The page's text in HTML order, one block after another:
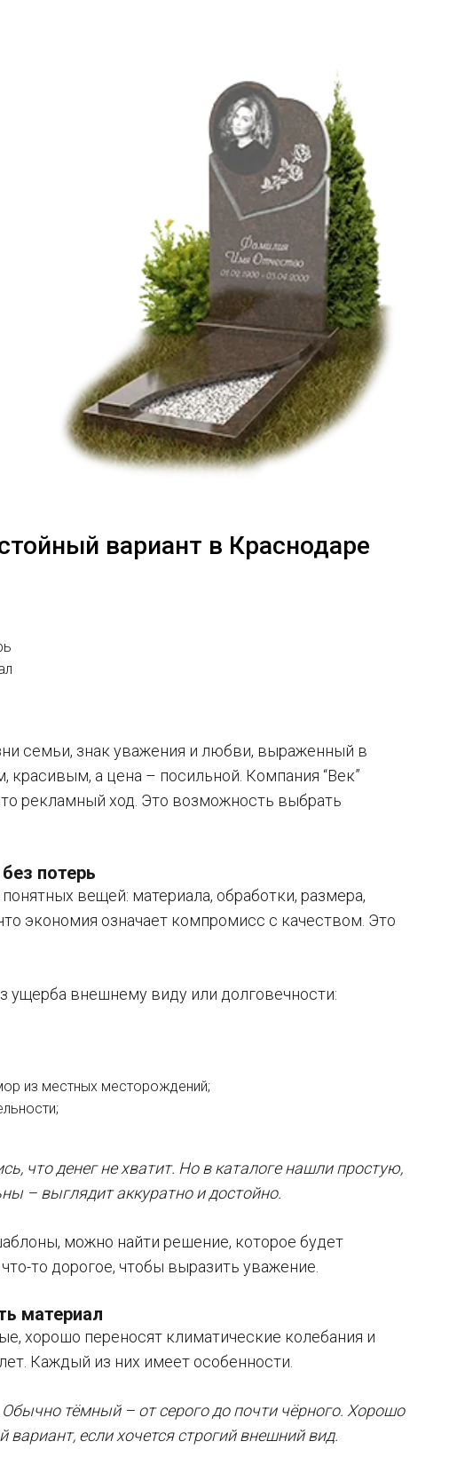
вариант в Краснодаре
семьи, знак уважения и любви, выраженный в
а цена – посильной. Компания “Век”
рекламный ход. Это возможность выбрать
потерь
вещей: материала, обработки, размера,
экономия означает компромисс с качеством. Это
ущерба внешнему виду или долговечности:
из местных месторождений;
что денег не хватит. Но в каталоге нашли простую,
– выглядит аккуратно и достойно.
можно найти решение, которое будет
то дорогое, чтобы выразить уважение.
материал
хорошо переносят климатические колебания и
Каждый из них имеет особенности.
тёмный – от серого до почти чёрного. Хорошо
если хочется строгий внешний вид.